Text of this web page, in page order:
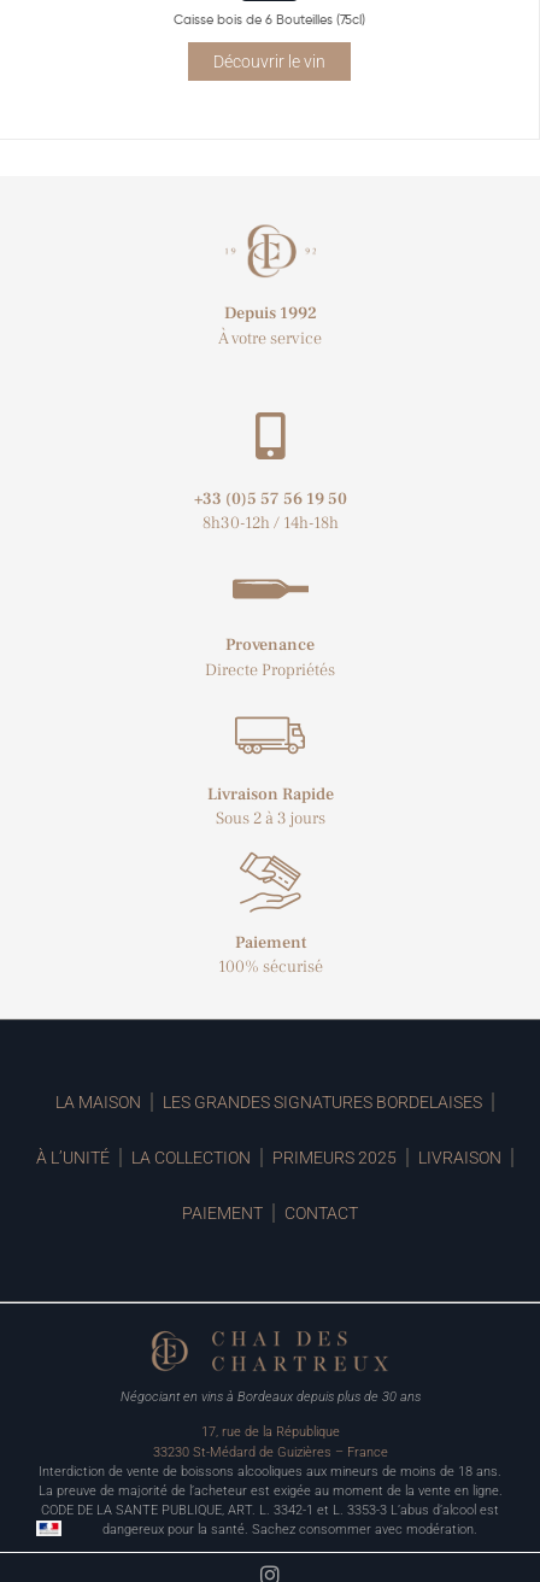
Caisse bois de 6 Bouteilles (75cl)
Découvrir le vin
Depuis 1992
À votre service
+33 (0)5 57 56 19 50​
8h30-12h / 14h-18h
Provenance
Directe Propriétés
Livraison Rapide
Sous 2 à 3 jours
Paiement
100% sécurisé
LA MAISON LES GRANDES SIGNATURES BORDELAISES
À L’UNITÉ LA COLLECTION PRIMEURS 2025 LIVRAISON
PAIEMENT CONTACT
Négociant en vins à Bordeaux depuis plus de 30 ans
17, rue de la République
33230 St-Médard de Guizières – France
Interdiction de vente de boissons alcooliques aux mineurs de moins de 18 ans.
La preuve de majorité de l’acheteur est exigée au moment de la vente en ligne.
CODE DE LA SANTE PUBLIQUE, ART. L. 3342-1 et L. 3353-3 L’abus d’alcool est
dangereux pour la santé. Sachez consommer avec modération.